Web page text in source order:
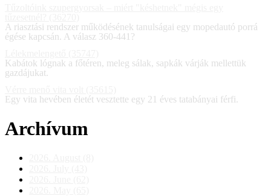
A riasztási rendszer működésének tanulságai egy mopedautó porrá
égése kapcsán. A válasz 360-441?
Kabátok lógnak a főtéren, meleg sálak, sapkák várják mellettük
gazdájukat.
Egy vita hevében életét vesztette egy 21 éves tatabányai férfi.
Archívum